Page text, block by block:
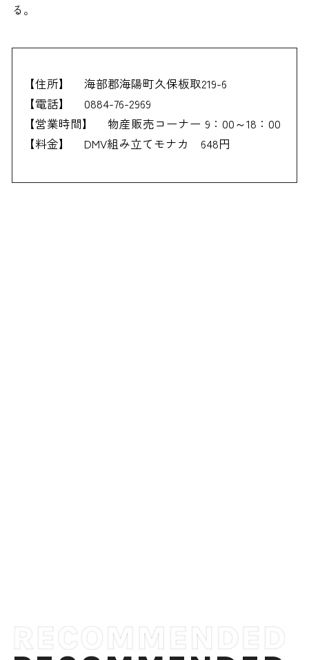
る。
【住所】
海部郡海陽町久保板取219-6
【電話】
0884-76-2969
【営業時間】
物産販売コーナー 9：00～18：00
【料金】
DMV組み立てモナカ 648円